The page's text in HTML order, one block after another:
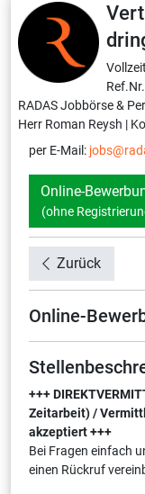
RADAS Jobbörse &
Herr Roman Reysh |
per E-Mail:
Online-
(ohne
Zurück
Online-
+++
Zeitarbeit) /
akzeptiert +++
Bei Fragen einfach
einen Rückruf